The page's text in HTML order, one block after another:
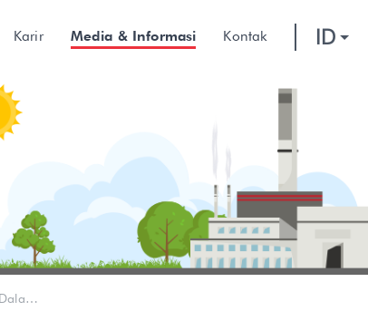
Karir Media & Informasi Kontak ID
Penuhi Daya Proyek Strategi Nasional, Pertamina Rosneft Gandeng PLN Dalam Penyediaan Listrik Pada Pembangunan Kilang GRR Tuban